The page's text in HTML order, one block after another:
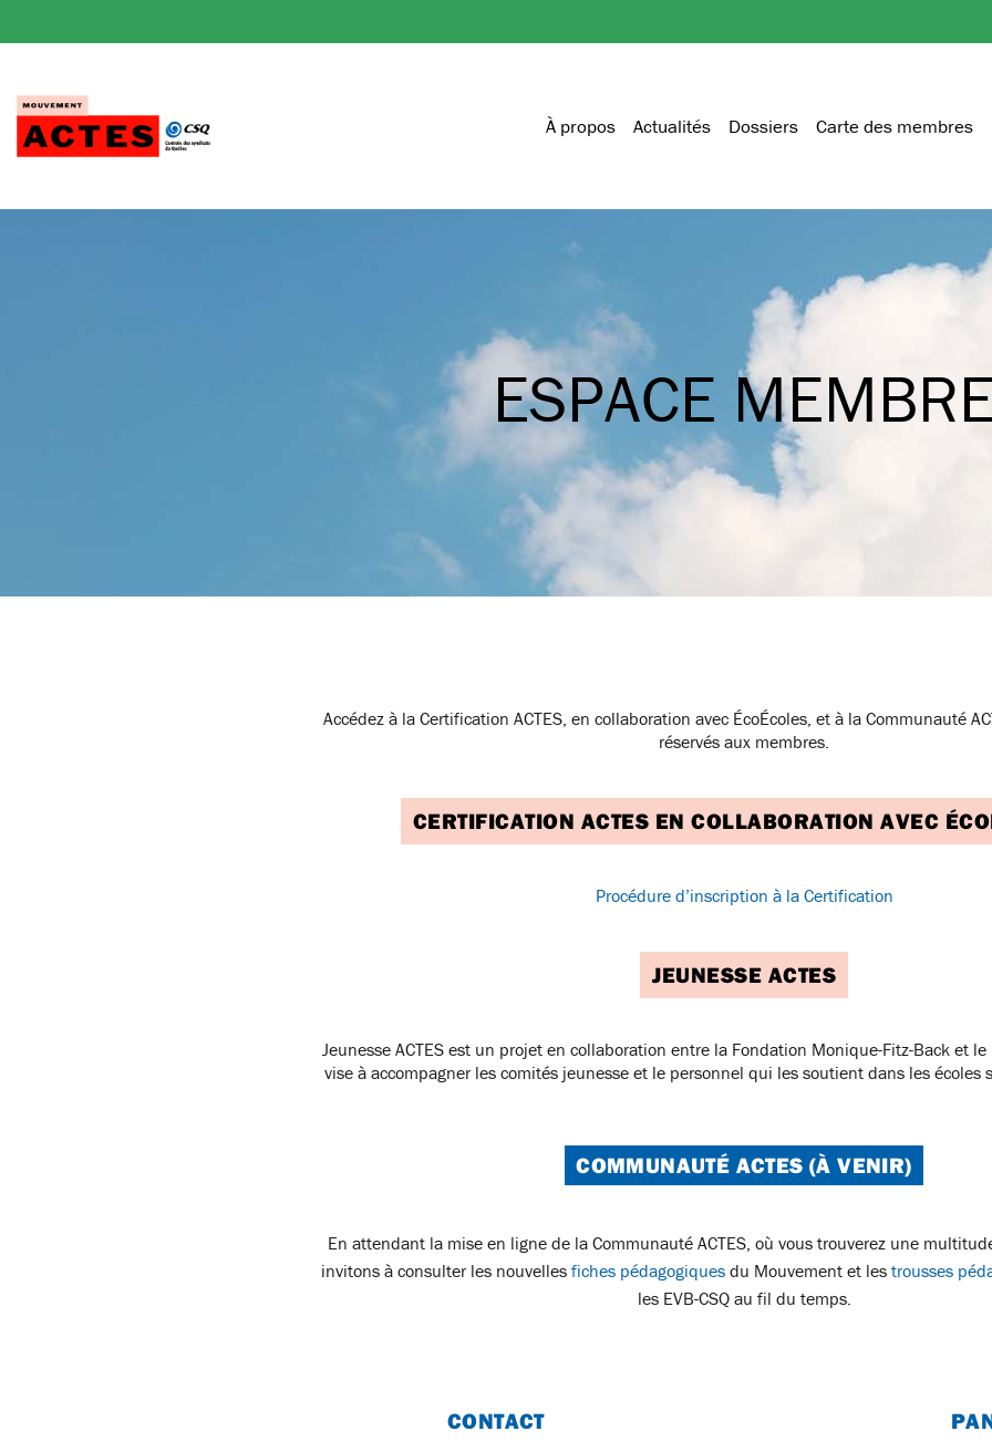
au
À propos Actualités Dossiers Carte des membres
ESPACE MEMBRE
Accédez à la Certification ACTES, en collaboration avec ÉcoÉcoles, et à la Communauté
réservés aux membres.
CERTIFICATION ACTES EN COLLABORATION AVEC
Procédure d’inscription à la Certification
JEUNESSE ACTES
Jeunesse ACTES est un projet en collaboration entre la Fondation Monique-Fitz-Back et le
vise à accompagner les comités jeunesse et le personnel qui les soutient dans les écoles
COMMUNAUTÉ ACTES (À VENIR)
En attendant la mise en ligne de la Communauté ACTES, où vous trouverez une
invitons à consulter les nouvelles fiches pédagogiques du Mouvement et les trousses
les EVB-CSQ au fil du temps.
CONTACT